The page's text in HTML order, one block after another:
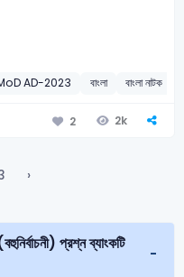
AD-2023 বাংলা বাংলা নাটক
2 2k
›